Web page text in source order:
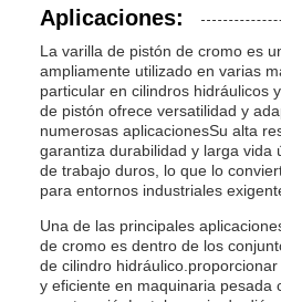
Aplicaciones:
La varilla de pistón de cromo es
ampliamente utilizado en varias
particular en cilindros hidráulicos
de pistón ofrece versatilidad y
numerosas aplicacionesSu alta
garantiza durabilidad y larga vida
de trabajo duros, lo que lo
para entornos industriales
Una de las principales
de cromo es dentro de los
de cilindro
y eficiente en maquinaria pesada